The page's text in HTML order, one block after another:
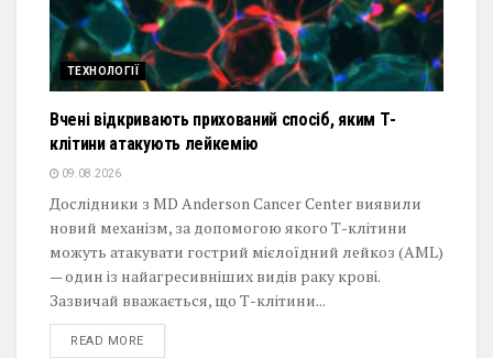
ТЕХНОЛОГІЇ
Вчені відкривають прихований спосіб, яким Т-
клітини атакують лейкемію
09.08.2026
Дослідники з MD Anderson Cancer Center виявили
новий механізм, за допомогою якого Т-клітини
можуть атакувати гострий мієлоїдний лейкоз (AML)
— один із найагресивніших видів раку крові.
Зазвичай вважається, що Т-клітини...
READ MOREDETAILS